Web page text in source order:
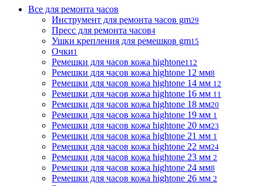
Все для ремонта часов
Инструмент для ремонта часов gm29
Пресс для ремонта часов4
Ушки крепления для ремешков gm15
Очки1
Ремешки для часов кожа hightone112
Ремешки для часов кожа hightone 12 мм8
Ремешки для часов кожа hightone 14 мм 12
Ремешки для часов кожа hightone 16 мм 11
Ремешки для часов кожа hightone 18 мм20
Ремешки для часов кожа hightone 19 мм 1
Ремешки для часов кожа hightone 20 мм23
Ремешки для часов кожа hightone 21 мм 1
Ремешки для часов кожа hightone 22 мм24
Ремешки для часов кожа hightone 23 мм 2
Ремешки для часов кожа hightone 24 мм8
Ремешки для часов кожа hightone 26 мм 2